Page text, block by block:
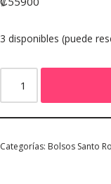
3 disponibles (puede
Categorías: Bolsos Santo